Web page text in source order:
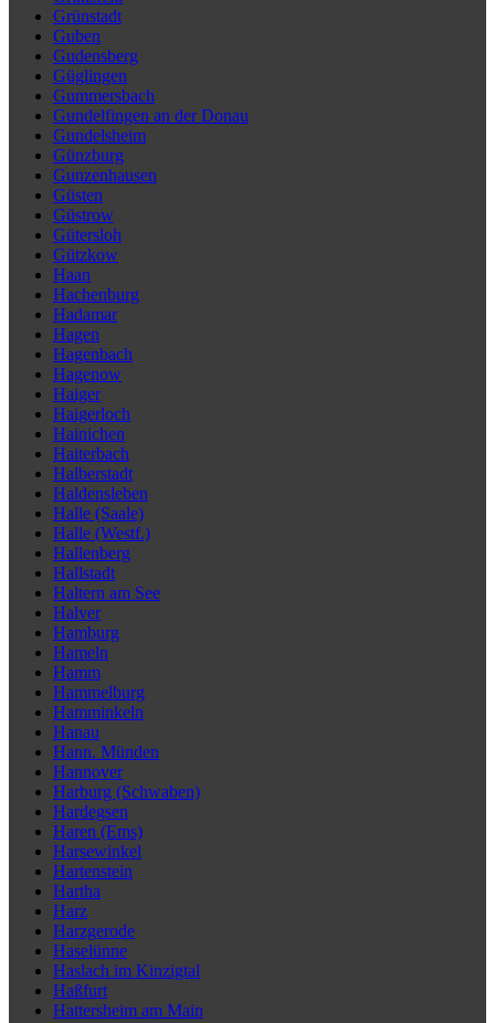
Grünstadt
Guben
Gudensberg
Güglingen
Gummersbach
Gundelfingen an der Donau
Gundelsheim
Günzburg
Gunzenhausen
Güsten
Güstrow
Gütersloh
Gützkow
Haan
Hachenburg
Hadamar
Hagen
Hagenbach
Hagenow
Haiger
Haigerloch
Hainichen
Haiterbach
Halberstadt
Haldensleben
Halle (Saale)
Halle (Westf.)
Hallenberg
Hallstadt
Haltern am See
Halver
Hamburg
Hameln
Hamm
Hammelburg
Hamminkeln
Hanau
Hann. Münden
Hannover
Harburg (Schwaben)
Hardegsen
Haren (Ems)
Harsewinkel
Hartenstein
Hartha
Harz
Harzgerode
Haselünne
Haslach im Kinzigtal
Haßfurt
Hattersheim am Main